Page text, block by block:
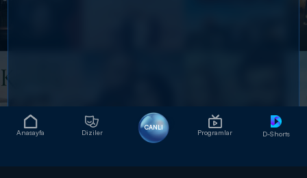
Anasayfa Diziler
CANLI
Programlar D-Shorts